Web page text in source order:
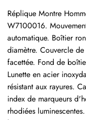
Réplique Montre
W7100016.
automatique. Boîtier
diamètre. Couvercle
facettée. Fond de
Lunette en acier
résistant aux rayures.
index de marqueurs
rhodiées